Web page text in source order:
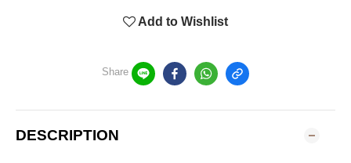
Add to Wishlist
Share
DESCRIPTION